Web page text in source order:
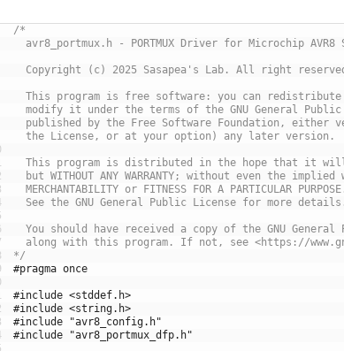
/*
avr8_portmux.h - PORTMUX Driver for Microchip AVR8
Copyright (c) 2025 Sasapea's Lab. All right
This program is free software: you can
modify it under the terms of the GNU General Public
published by the Free Software Foundation, either
the License, or at your option) any later version.
This program is distributed in the hope that it
but WITHOUT ANY WARRANTY; without even the
MERCHANTABILITY or FITNESS FOR A PARTICULAR
See the GNU General Public License for more
You should have received a copy of the GNU General
along with this program. If not, see <https://
*/
#pragma once
#include <stddef.h>
#include <string.h>
#include "avr8_config.h"
#include "avr8_portmux_dfp.h"